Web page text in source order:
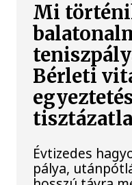
Mi
Bérleti
Évtizedes
pálya,